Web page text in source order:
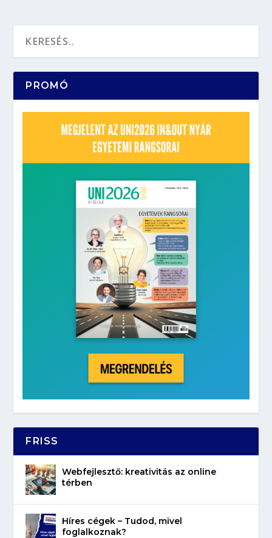
PROMÓ
FRISS
Webfejlesztő: kreativitás az online
térben
Híres cégek – Tudod, mivel
foglalkoznak?